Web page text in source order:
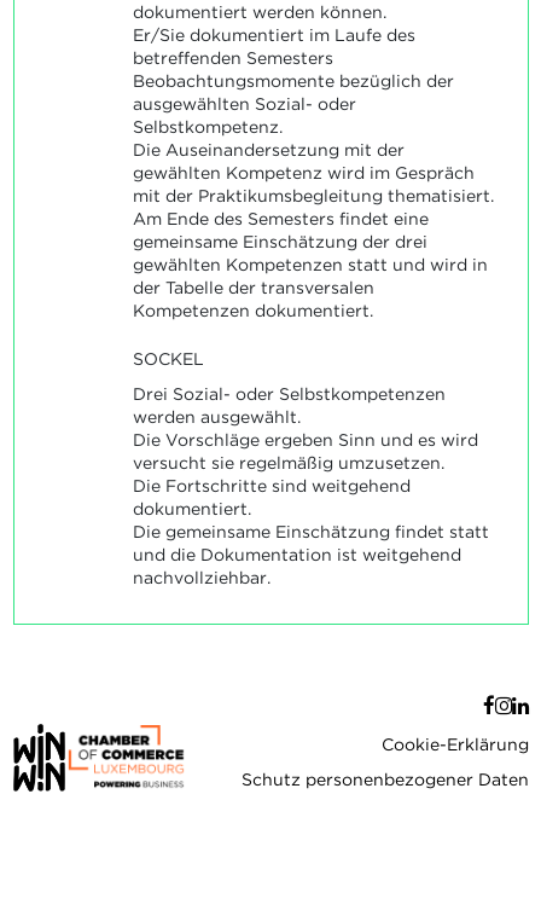
dokumentiert werden können.
Er/Sie dokumentiert im Laufe des
betreffenden Semesters
Beobachtungsmomente bezüglich der
ausgewählten Sozial- oder
Selbstkompetenz.
Die Auseinandersetzung mit der
gewählten Kompetenz wird im Gespräch
mit der Praktikumsbegleitung thematisiert.
Am Ende des Semesters findet eine
gemeinsame Einschätzung der drei
gewählten Kompetenzen statt und wird in
der Tabelle der transversalen
Kompetenzen dokumentiert.
SOCKEL
Drei Sozial- oder Selbstkompetenzen
werden ausgewählt.
Die Vorschläge ergeben Sinn und es wird
versucht sie regelmäßig umzusetzen.
Die Fortschritte sind weitgehend
dokumentiert.
Die gemeinsame Einschätzung findet statt
und die Dokumentation ist weitgehend
nachvollziehbar.
Cookie-Erklärung
Schutz personenbezogener Daten